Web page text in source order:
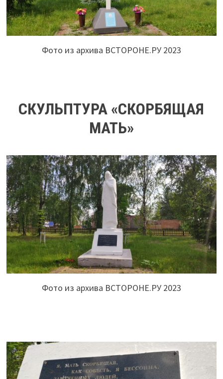
Фото из архива ВСТОРОНЕ.РУ 2023
СКУЛЬПТУРА «СКОРБЯЩАЯ
МАТЬ»
Фото из архива ВСТОРОНЕ.РУ 2023